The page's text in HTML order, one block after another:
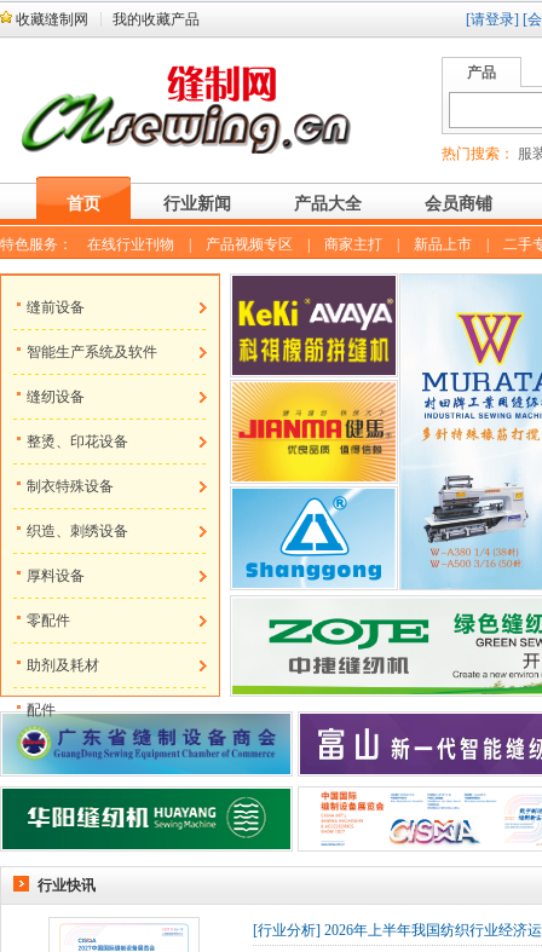
收藏缝制网 我的收藏产品 [请登录] [
产品
热门搜索： 服
首页 行业新闻 产品大全 会员商铺
特色服务： 在线行业刊物 产品视频专区 商家主打 新品上市 二手
缝前设备
智能生产系统及软件
缝纫设备
整烫、印花设备
制衣特殊设备
织造、刺绣设备
厚料设备
零配件
助剂及耗材
配件
行业快讯
[行业分析] 2026年上半年我国纺织行业经济